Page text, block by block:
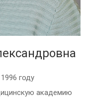
году
академию